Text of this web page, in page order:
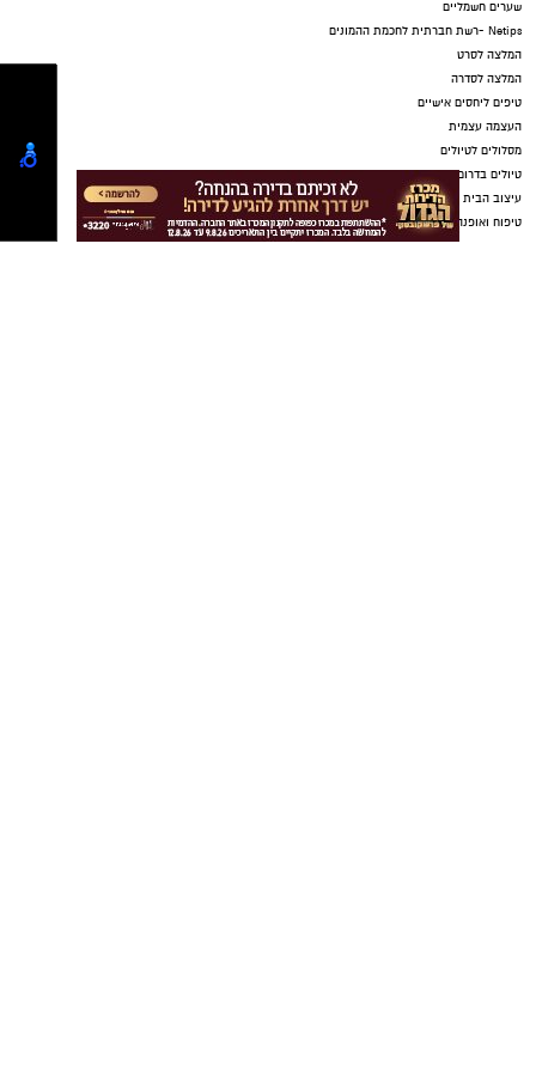
החדשים לסגל. יאללה מכבי!"
במכבי ראשון לציון רואים בהמשך דרכו של סידי
נדבך משמעותי בבניית הסגל לעונה הקרובה, מתוך
שאיפה להחזיר את הקבוצה לצמרת הכדוריד
הישראלי ולהיאבק מחדש על כל התארים.